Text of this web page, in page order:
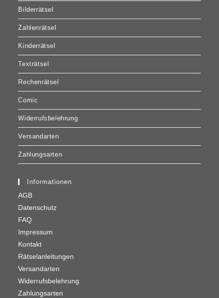
Bilderrätsel
Zahlenrätsel
Kinderrätsel
Texträtsel
Rechenrätsel
Comic
Widerrufsbelehrung
Versandarten
Zahlungsarten
Informationen
AGB
Datenschutz
FAQ
Impressum
Kontakt
Rätselanleitungen
Versandarten
Widerrufsbelehrung
Zahlungsarten